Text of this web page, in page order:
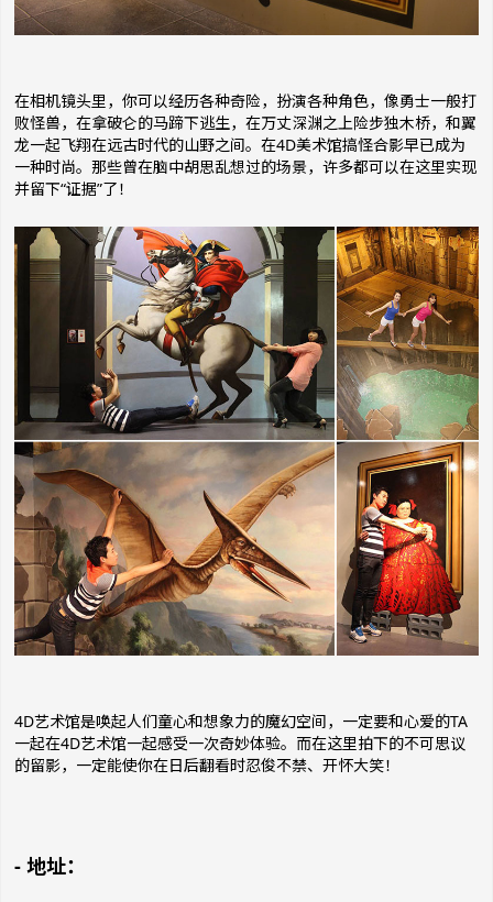
在相机镜头里，你可以经历各种奇险，扮演各种角色，像勇士一般打
败怪兽，在拿破仑的马蹄下逃生，在万丈深渊之上险步独木桥，和翼
龙一起飞翔在远古时代的山野之间。在4D美术馆搞怪合影早已成为
一种时尚。那些曾在脑中胡思乱想过的场景，许多都可以在这里实现
并留下“证据”了！
4D艺术馆是唤起人们童心和想象力的魔幻空间，一定要和心爱的TA
一起在4D艺术馆一起感受一次奇妙体验。而在这里拍下的不可思议
的留影，一定能使你在日后翻看时忍俊不禁、开怀大笑！
- 地址：